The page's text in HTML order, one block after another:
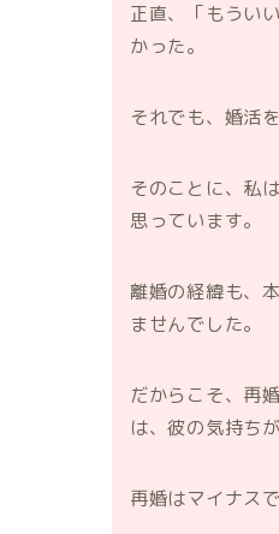
正直、「もうい
かった。
それでも、婚活
そのことに、私
思っています。
離婚の経緯も、
ませんでした。
だからこそ、再
は、彼の気持ち
再婚はマイナス